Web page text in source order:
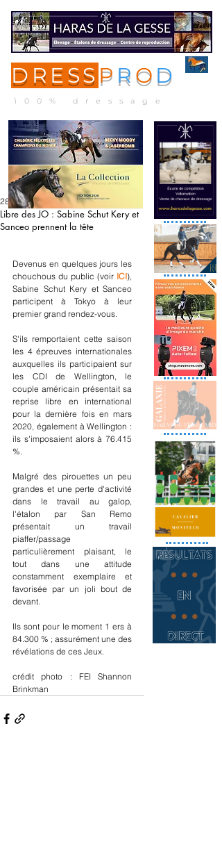
DRESS P R O D
100% dressage
Libre des JO : Sabine Schut Kery et
Sanceo prennent la tête
28 juil. 2021
Devenus en quelques jours les
chouchous du public (voir ICI),
Sabine Schut Kery et Sanceo
participent à Tokyo à leur
premier grand rendez-vous.
S'ils remportaient cette saison
les 4 épreuves internationales
auxquelles ils participaient sur
les CDI de Wellington, le
couple américain présentait sa
reprise libre en international
pour la dernière fois en mars
2020, également à Wellington :
ils s'imposaient alors à 76.415
%.
Malgré des pirouettes un peu
grandes et une perte d'activité
dans le travail au galop,
l'étalon par San Remo
présentait un travail
piaffer/passage
particulièrement plaisant, le
tout dans une attitude
constamment exemplaire et
favorisée par un joli bout de
devant.
Ils sont pour le moment 1 ers à
84.300 % ; assurément une des
révélations de ces Jeux.
crédit photo : FEI Shannon
Brinkman